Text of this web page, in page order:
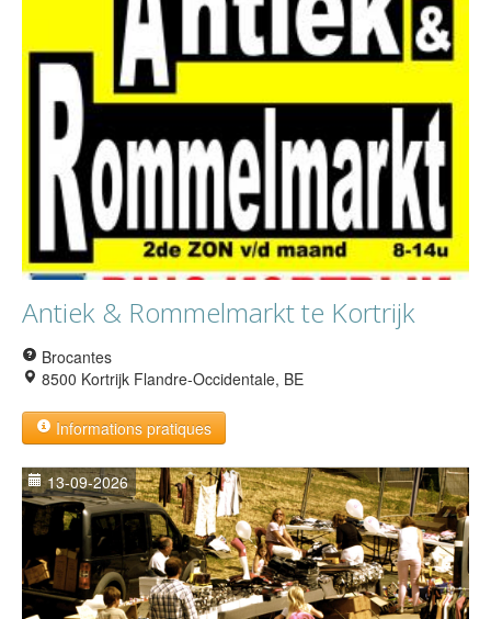
Antiek & Rommelmarkt te Kortrijk
Brocantes
8500 Kortrijk Flandre-Occidentale, BE
Informations pratiques
13-09-2026